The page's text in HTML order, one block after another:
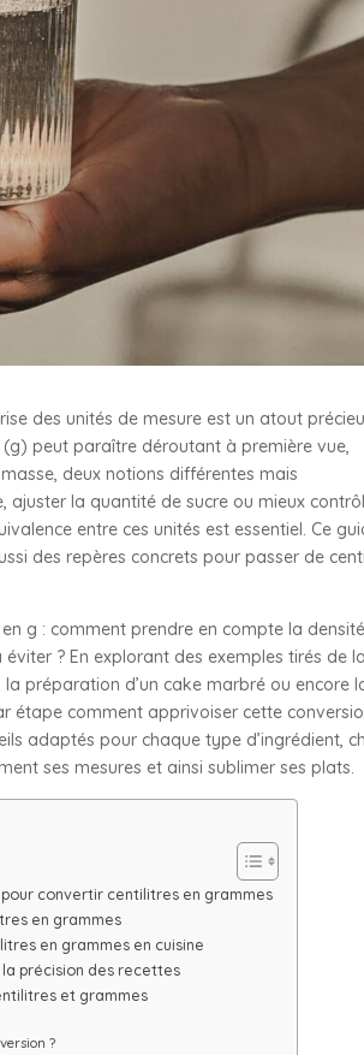
des unités de mesure est un atout
peut paraître déroutant à première vue,
deux notions différentes mais
ajuster la quantité de sucre ou mieux
entre ces unités est essentiel. Ce
des repères concrets pour passer de
g : comment prendre en compte la
? En explorant des exemples tirés de
préparation d’un cake marbré ou encore
étape comment apprivoiser cette
adaptés pour chaque type d’ingrédient,
ses mesures et ainsi sublimer ses plats.
convertir centilitres en grammes
en grammes
en grammes en cuisine
précision des recettes
et grammes
?